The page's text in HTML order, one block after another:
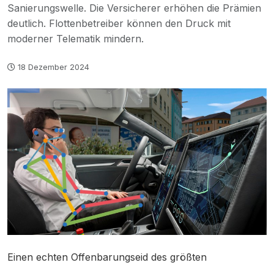
Sanierungswelle. Die Versicherer erhöhen die Prämien
deutlich. Flottenbetreiber können den Druck mit
moderner Telematik mindern.
18 Dezember 2024
Einen echten Offenbarungseid des größten